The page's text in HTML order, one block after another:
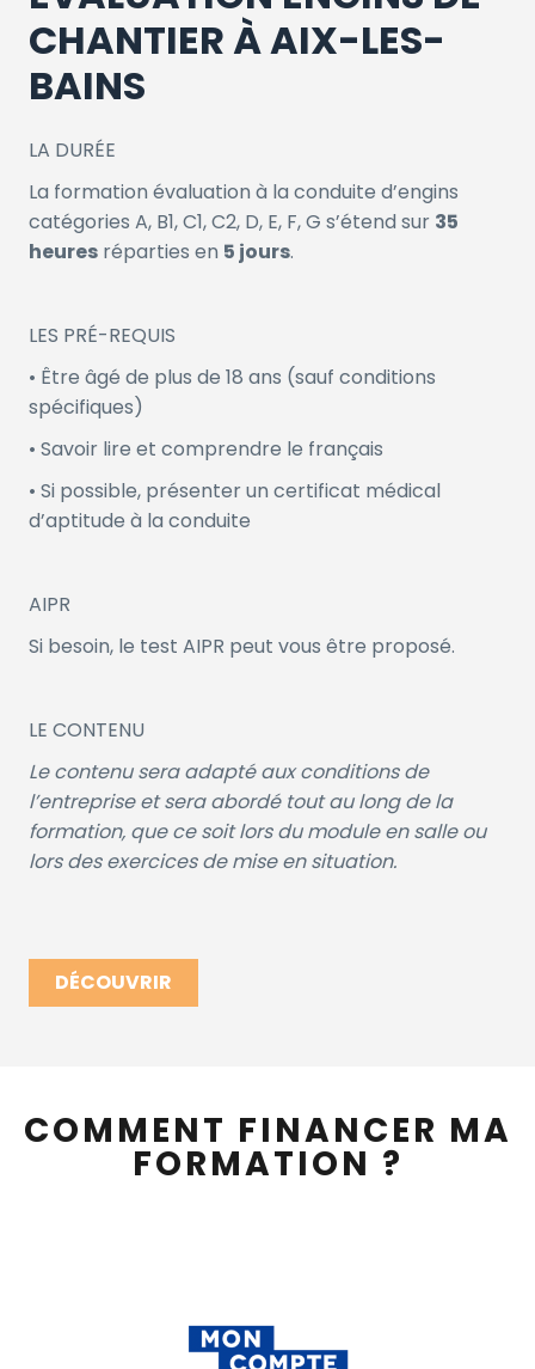
CHANTIER À AIX-LES-
BAINS
LA DURÉE
La formation évaluation à la conduite d’engins
catégories A, B1, C1, C2, D, E, F, G s’étend sur 35
heures réparties en 5 jours.
LES PRÉ-REQUIS
• Être âgé de plus de 18 ans (sauf conditions
spécifiques)
• Savoir lire et comprendre le français
• Si possible, présenter un certificat médical
d’aptitude à la conduite
AIPR
Si besoin, le test AIPR peut vous être proposé.
LE CONTENU
Le contenu sera adapté aux conditions de
l’entreprise et sera abordé tout au long de la
formation, que ce soit lors du module en salle ou
lors des exercices de mise en situation.
DÉCOUVRIR
COMMENT FINANCER MA
FORMATION ?